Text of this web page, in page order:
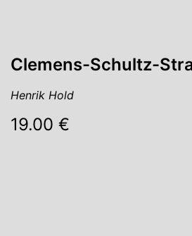
Clemens-Schultz-
Henrik Hold
19.00 €